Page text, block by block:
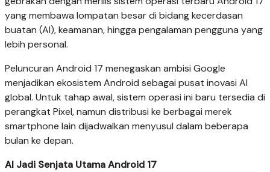
yang membawa lompatan besar di bidang kecerdasan
buatan (AI), keamanan, hingga pengalaman pengguna yang
lebih personal.
Peluncuran Android 17 menegaskan ambisi Google
menjadikan ekosistem Android sebagai pusat inovasi AI
global. Untuk tahap awal, sistem operasi ini baru tersedia di
perangkat Pixel, namun distribusi ke berbagai merek
smartphone lain dijadwalkan menyusul dalam beberapa
bulan ke depan.
AI Jadi Senjata Utama Android 17